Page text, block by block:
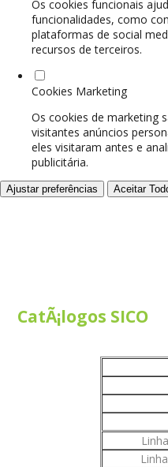
Os cookies funcionais
funcionalidades, como
plataformas de social
recursos de terceiros.
Cookies Marketing
Os cookies de marketing
visitantes anúncios
eles visitaram antes e
publicitária.
Ajustar preferências Aceitar
CatÃ¡logos SICO